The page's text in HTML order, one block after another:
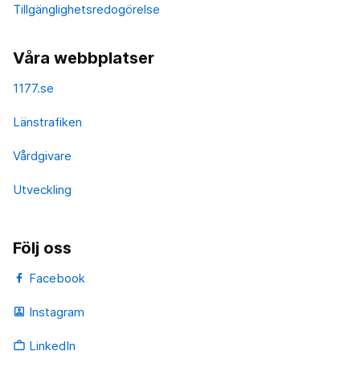
Tillgänglighetsredogörelse
Våra webbplatser
1177.se
Länstrafiken
Vårdgivare
Utveckling
Följ oss
Facebook
portrait Instagram
work_outline LinkedIn